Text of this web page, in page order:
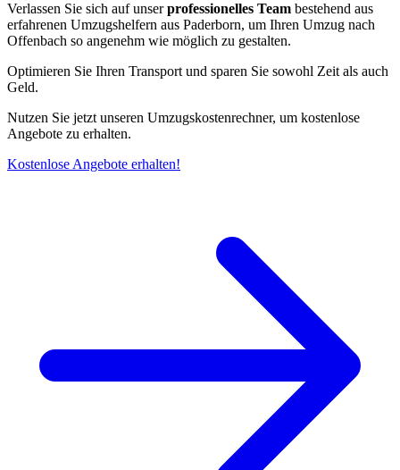
Verlassen Sie sich auf unserprofessionelles Team bestehend aus
erfahrenen Umzugshelfern aus Paderborn, um Ihren Umzug nach
Offenbach so angenehm wie möglich zu gestalten.
Optimieren Sie Ihren Transport und sparen Sie sowohl Zeit als auch
Geld.
Nutzen Sie jetzt unseren Umzugskostenrechner, um kostenlose
Angebote zu erhalten.
Kostenlose Angebote erhalten!